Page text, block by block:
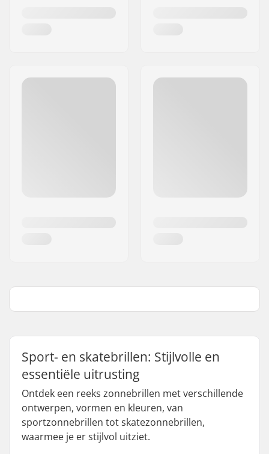
Sport- en skatebrillen: Stijlvolle en
essentiële uitrusting
Ontdek een reeks zonnebrillen met verschillende
ontwerpen, vormen en kleuren, van
sportzonnebrillen tot skatezonnebrillen,
waarmee je er stijlvol uitziet.